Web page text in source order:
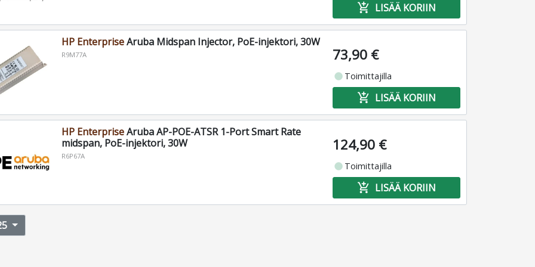
add_shopping_cart LISÄÄ KORIIN
HP EnterpriseAruba Midspan Injector, PoE-injektori, 30W
R9M77A 73,90 €
fiber_manual_record Toimittajilla
add_shopping_cart LISÄÄ KORIIN
HP EnterpriseAruba AP-POE-ATSR 1-Port Smart Rate
midspan, PoE-injektori, 30W
R6P67A
124,90 €
fiber_manual_record Toimittajilla
add_shopping_cart LISÄÄ KORIIN